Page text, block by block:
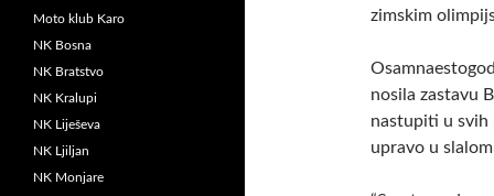
zimskim
nosila zastavu
nastupiti u svih
upravo u
Moto klub Karo
NK Bosna
NK Bratstvo
NK Kralupi
NK Liješeva
NK Ljiljan
NK Monjare